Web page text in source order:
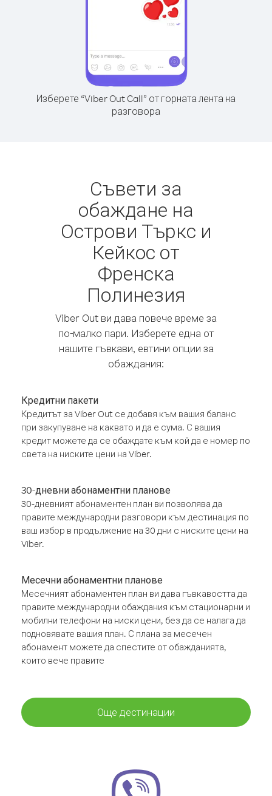
Изберете “Viber Out Call” от горната лента на
разговора
Съвети за
обаждане на
Острови Търкс и
Кейкос от
Френска
Полинезия
Viber Out ви дава повече време за
по-малко пари. Изберете една от
нашите гъвкави, евтини опции за
обаждания:
Кредитни пакети
Кредитът за Viber Out се добавя към вашия баланс
при закупуване на каквато и да е сума. С вашия
кредит можете да се обаждате към кой да е номер по
света на ниските цени на Viber.
30-дневни абонаментни планове
30-дневният абонаментен план ви позволява да
правите международни разговори към дестинация по
ваш избор в продължение на 30 дни с ниските цени на
Viber.
Месечни абонаментни планове
Месечният абонаментен план ви дава гъвкавостта да
правите международни обаждания към стационарни и
мобилни телефони на ниски цени, без да се налага да
подновявате вашия план. С плана за месечен
абонамент можете да спестите от обажданията,
които вече правите
Още дестинации